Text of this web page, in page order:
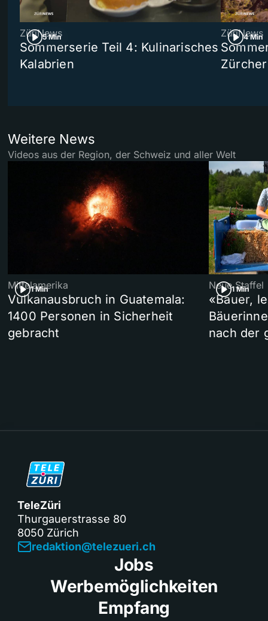
5 Min
ZüriNews
Sommerserie Teil 4: Kulinarisches
Kalabrien
4 Min
ZüriNews
Weitere News
Videos aus der Region, der Schweiz und aller Welt
1 Min
Mittelamerika
Vulkanausbruch in Guatemala:
1400 Personen in Sicherheit
gebracht
1 Min
Neue Staffel
«Bauer,
nach der
TeleZüri
Thurgauerstrasse 80
8050 Zürich
redaktion@telezueri.ch
Jobs
Werbemöglichkeiten
Empfang